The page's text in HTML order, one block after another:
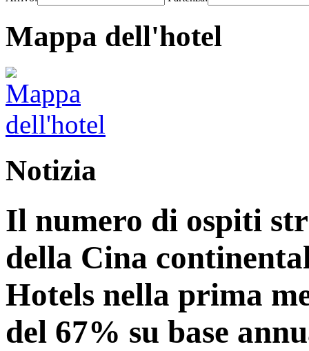
Mappa dell'hotel
Notizia
Il numero di ospiti
della Cina
Hotels nella prima
del 67% su base